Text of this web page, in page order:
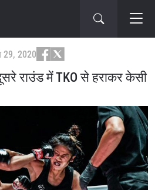
2020
राउंड में TKO से हराकर केसी